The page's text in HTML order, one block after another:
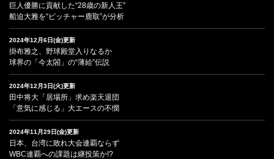
巨人優勝に貢献した“28歳の新人王”
船迫大雅を“ピッチャー鹿取”が分析
2024年12月6日(金)更新
掛布雅之、野球殿堂入りなるか
球界の「今太閤」の“薄給”伝説
2024年12月3日(火)更新
田中将大「居場所」求め楽天退団
「意気に感じる」大エースの不憫
2024年11月29日(金)更新
日本、台湾に敗れ大会連覇ならず
WBC連覇への課題は継投策か!?